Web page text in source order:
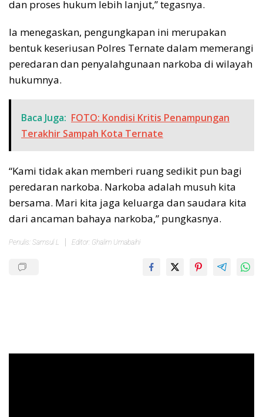
dan proses hukum lebih lanjut,” tegasnya.
Ia menegaskan, pengungkapan ini merupakan
bentuk keseriusan Polres Ternate dalam memerangi
peredaran dan penyalahgunaan narkoba di wilayah
hukumnya.
Baca Juga: FOTO: Kondisi Kritis Penampungan
Terakhir Sampah Kota Ternate
“Kami tidak akan memberi ruang sedikit pun bagi
peredaran narkoba. Narkoba adalah musuh kita
bersama. Mari kita jaga keluarga dan saudara kita
dari ancaman bahaya narkoba,” pungkasnya.
Penulis: Samsul L Editor: Ghalim Umabaihi